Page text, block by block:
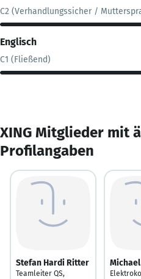
C2 (Verhandlungssicher /
Englisch
C1 (Fließend)
XING Mitglieder mit
Profilangaben
Stefan Hardi Ritter
Teamleiter QS,